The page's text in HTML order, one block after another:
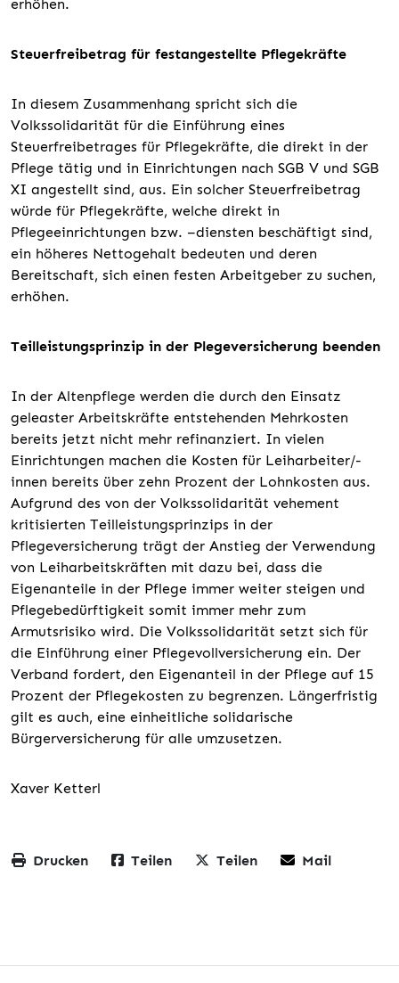
erhöhen.
Steuerfreibetrag für festangestellte Pflegekräfte
In diesem Zusammenhang spricht sich die
Volkssolidarität für die Einführung eines
Steuerfreibetrages für Pflegekräfte, die direkt in der
Pflege tätig und in Einrichtungen nach SGB V und SGB
XI angestellt sind, aus. Ein solcher Steuerfreibetrag
würde für Pflegekräfte, welche direkt in
Pflegeeinrichtungen bzw. –diensten beschäftigt sind,
ein höheres Nettogehalt bedeuten und deren
Bereitschaft, sich einen festen Arbeitgeber zu suchen,
erhöhen.
Teilleistungsprinzip in der Plegeversicherung beenden
In der Altenpflege werden die durch den Einsatz
geleaster Arbeitskräfte entstehenden Mehrkosten
bereits jetzt nicht mehr refinanziert. In vielen
Einrichtungen machen die Kosten für Leiharbeiter/-
innen bereits über zehn Prozent der Lohnkosten aus.
Aufgrund des von der Volkssolidarität vehement
kritisierten Teilleistungsprinzips in der
Pflegeversicherung trägt der Anstieg der Verwendung
von Leiharbeitskräften mit dazu bei, dass die
Eigenanteile in der Pflege immer weiter steigen und
Pflegebedürftigkeit somit immer mehr zum
Armutsrisiko wird. Die Volkssolidarität setzt sich für
die Einführung einer Pflegevollversicherung ein. Der
Verband fordert, den Eigenanteil in der Pflege auf 15
Prozent der Pflegekosten zu begrenzen. Längerfristig
gilt es auch, eine einheitliche solidarische
Bürgerversicherung für alle umzusetzen.
Xaver Ketterl
Drucken Teilen Teilen Mail